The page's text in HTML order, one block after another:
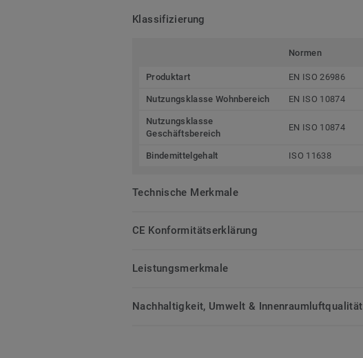
Klassifizierung
Normen
Produktart EN ISO 26986
Nutzungsklasse Wohnbereich EN ISO 10874
Nutzungsklasse
Geschäftsbereich
EN ISO 10874
Bindemittelgehalt ISO 11638
Technische Merkmale
CE Konformitätserklärung
Leistungsmerkmale
Nachhaltigkeit, Umwelt & Innenraumluftqualität